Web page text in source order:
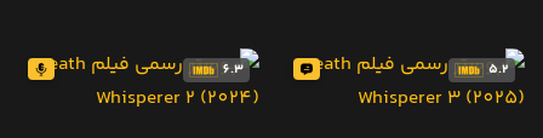
5.2
6.3